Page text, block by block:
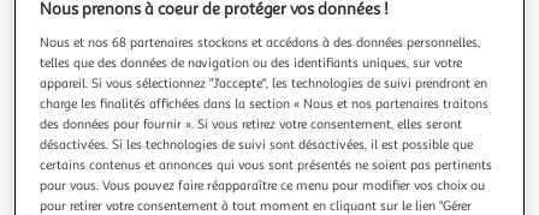
Nous prenons à coeur de protéger vos données !
Nous et nos 68 partenaires stockons et accédons à des données personnelles,
telles que des données de navigation ou des identifiants uniques, sur votre
appareil. Si vous sélectionnez "J'accepte", les technologies de suivi prendront en
charge les finalités affichées dans la section « Nous et nos partenaires traitons
des données pour fournir ». Si vous retirez votre consentement, elles seront
désactivées. Si les technologies de suivi sont désactivées, il est possible que
certains contenus et annonces qui vous sont présentés ne soient pas pertinents
pour vous. Vous pouvez faire réapparaître ce menu pour modifier vos choix ou
pour retirer votre consentement à tout moment en cliquant sur le lien "Gérer